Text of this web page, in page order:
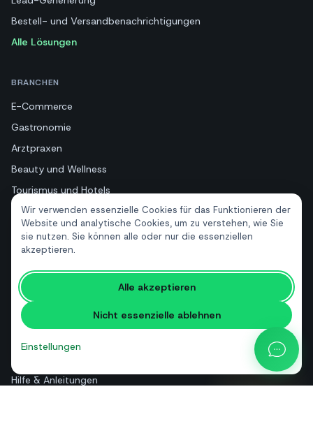
Wir verwenden essenzielle Cookies für das Funktionieren der
Website und analytische Cookies, um zu verstehen, wie Sie
sie nutzen. Sie können alle oder nur die essenziellen
akzeptieren.
Alle akzeptieren
Nicht essenzielle ablehnen
Einstellungen
Bestell- und Versandbenachrichtigungen
Alle Lösungen
BRANCHEN
E-Commerce
Gastronomie
Arztpraxen
Beauty und Wellness
Tourismus und Hotels
Immobilien
RESSOURCEN
Kostenlose Tools
Glossar
Vergleiche
Hilfe & Anleitungen